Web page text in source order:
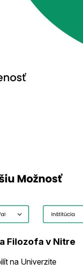
Filozofa v Nitre
na Univerzite